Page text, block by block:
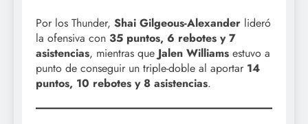
Por los Thunder, Shai Gilgeous-Alexander lideró
la ofensiva con 35 puntos, 6 rebotes y 7
asistencias, mientras que Jalen Williams estuvo a
punto de conseguir un triple-doble al aportar 14
puntos, 10 rebotes y 8 asistencias.